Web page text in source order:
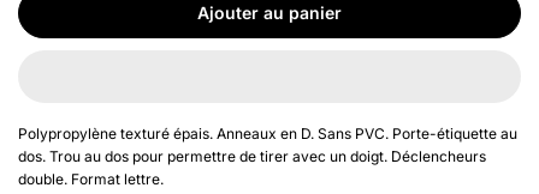
Ajouter au panier
Polypropylène texturé épais. Anneaux en D. Sans PVC. Porte-étiquette au
dos. Trou au dos pour permettre de tirer avec un doigt. Déclencheurs
double. Format lettre.